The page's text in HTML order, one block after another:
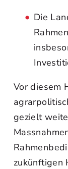
Die
Vor diesem
gezielt
zukünftigen